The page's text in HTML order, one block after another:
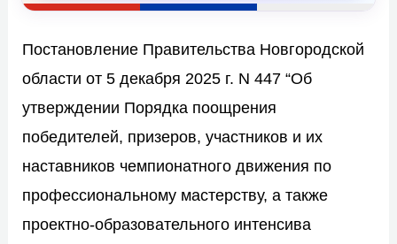
Постановление Правительства Новгородской
области от 5 декабря 2025 г. N 447 “Об
утверждении Порядка поощрения
победителей, призеров, участников и их
наставников чемпионатного движения по
профессиональному мастерству, а также
проектно-образовательного интенсива